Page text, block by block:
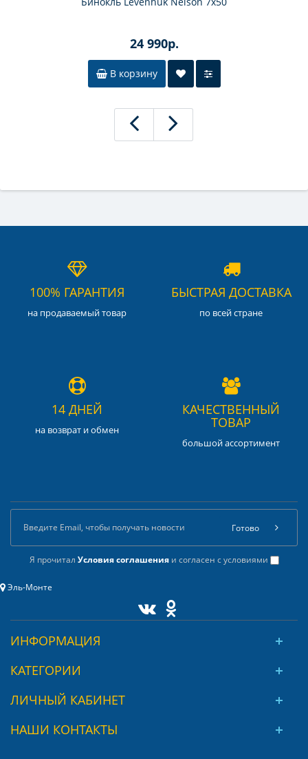
24 990р.
В корзину
100% ГАРАНТИЯ
на продаваемый товар
БЫСТРАЯ ДОСТАВКА
по всей стране
14 ДНЕЙ
на возврат и обмен
КАЧЕСТВЕННЫЙ
ТОВАР
большой ассортимент
Я прочитал Условия соглашенияи согласен с условиями
Готово
Эль-Монте
ИНФОРМАЦИЯ
КАТЕГОРИИ
ЛИЧНЫЙ КАБИНЕТ
НАШИ КОНТАКТЫ